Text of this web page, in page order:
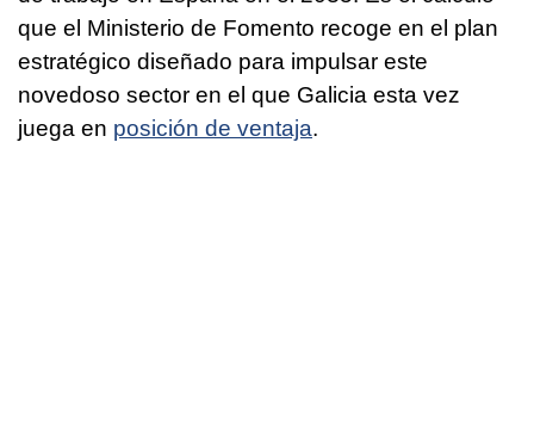
que el Ministerio de Fomento recoge en el plan
estratégico diseñado para impulsar este
novedoso sector en el que Galicia esta vez
juega en posición de ventaja.